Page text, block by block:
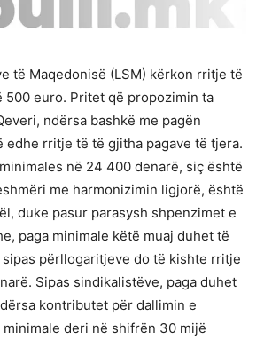
të Maqedonisë (LSM) kërkon rritje të
500 euro. Pritet që propozimin ta
ndërsa bashkë me pagën
edhe rritje të të gjitha pagave të tjera.
në 24 400 denarë, siç është
me harmonizimin ligjorë, është
duke pasur parasysh shpenzimet e
paga minimale këtë muaj duhet të
përllogaritjeve do të kishte rritje
Sipas sindikalistëve, paga duhet
kontributet për dallimin e
deri në shifrën 30 mijë